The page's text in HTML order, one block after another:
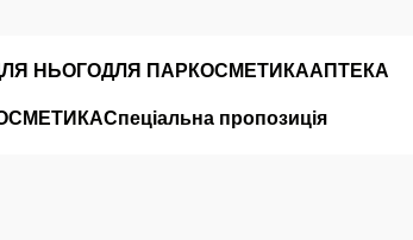
НЬОГОДЛЯ ПАР КОСМЕТИКААПТЕКА
Спеціальна пропозиція